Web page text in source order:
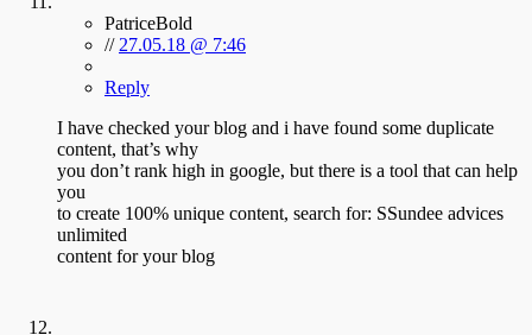
PatriceBold
// 27.05.18 @ 7:46
Reply
I have checked your blog and i have found some duplicate
content, that’s why
you don’t rank high in google, but there is a tool that can help
you
to create 100% unique content, search for: SSundee advices
unlimited
content for your blog